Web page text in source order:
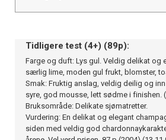
Tidligere test (4+) (89p):
Farge og duft: Lys gul. Veldig delikat og
særlig lime, moden gul frukt, blomster,
Smak: Fruktig anslag, veldig deilig og
syre, god mousse, lett sødme i finishen.
Bruksområde: Delikate sjømatretter.
Vurdering: En delikat og elegant
siden med veldig god